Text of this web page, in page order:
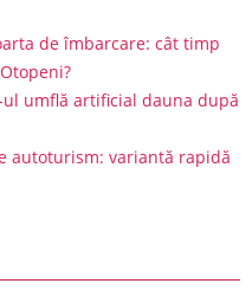
de îmbarcare: cât timp
umflă artificial dauna după
autoturism: variantă rapidă